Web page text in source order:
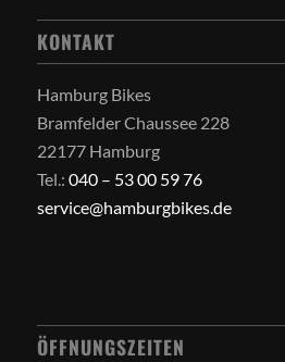
KONTAKT
Hamburg Bikes
Bramfelder Chaussee 228
22177 Hamburg
Tel.: 040 – 53 00 59 76
service@hamburgbikes.de
ÖFFNUNGSZEITEN